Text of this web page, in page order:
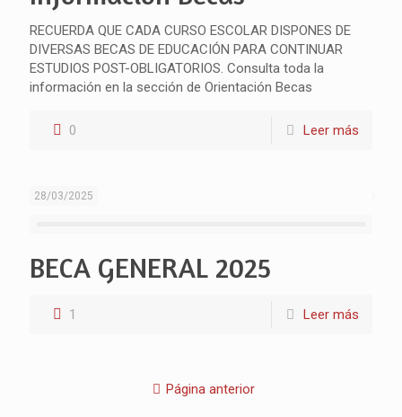
RECUERDA QUE CADA CURSO ESCOLAR DISPONES DE
DIVERSAS BECAS DE EDUCACIÓN PARA CONTINUAR
ESTUDIOS POST-OBLIGATORIOS. Consulta toda la
información en la sección de Orientación Becas
0 Leer más
28/03/2025
BECA GENERAL 2025
1 Leer más
Página anterior